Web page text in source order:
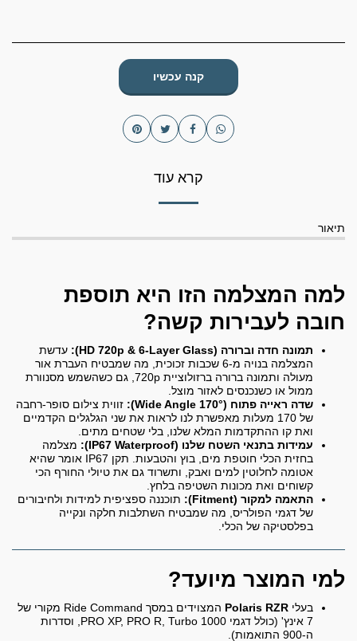
קנה עכשיו
קרא עוד
תיאור
למה המצלמה הזו היא תוספת
חובה לעבירות קשה?
תמונה חדה וברורה (HD 720p & 6-Layer Glass):
עדשת
המצלמה בנויה מ-6 שכבות זכוכית, מה שמבטיח העברת אור
מעולה ותמונה ברורה ברזולוציית 720p, גם כשהשמש מסנוורת
ממול או כשנכנסים לאזור מוצל.
שדה ראייה פתוח (170° Wide Angle):
זווית צילום סופר-רחבה
של 170 מעלות מאפשרת לנו לראות את שני הגלגלים הקדמיים
ואת קו ההתקדמות המלא שלנו, בלי שטחים מתים.
עמידות בתנאי השטח שלנו (IP67 Waterproof):
מצלמה
בחזית הכלי חוטפת מים, בוץ והטבעות. תקן IP67 אומר שהיא
אטומה לחלוטין למים ואבק, ותשרוד גם את טיולי החורף הכי
קשוחים ואת מכונות השטיפה בלחץ.
התאמה למקור (Fitment):
תוכננה ספציפית למידות ולחיבורים
של דגמי הפולריס, מה שמבטיח השתלבות חלקה ונקייה
בפלסטיקה של הכלי.
למי המוצר מיועד?
בעליPolaris RZR
המצוידים במסך Ride Command מקורי של
7 אינץ' (כולל דגמי PRO XP, PRO R, Turbo 1000, וסדרות